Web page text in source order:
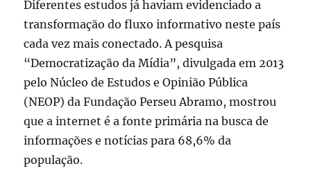
Diferentes estudos já haviam evidenciado a
transformação do fluxo informativo neste país
cada vez mais conectado. A pesquisa
“Democratização da Mídia”, divulgada em 2013
pelo Núcleo de Estudos e Opinião Pública
(NEOP) da Fundação Perseu Abramo, mostrou
que a internet é a fonte primária na busca de
informações e notícias para 68,6% da
população.